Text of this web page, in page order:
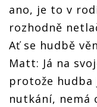
ano, je to v
rozhodně
Ať se hudbě
Matt: Já na
protože
nutkání, nemá